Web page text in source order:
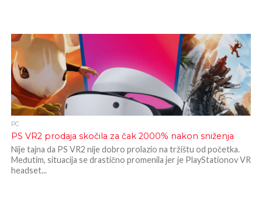
PC
PS VR2 prodaja skočila za čak 2000% nakon sniženja
Nije tajna da PS VR2 nije dobro prolazio na tržištu od početka.
Međutim, situacija se drastično promenila jer je PlayStationov VR
headset...